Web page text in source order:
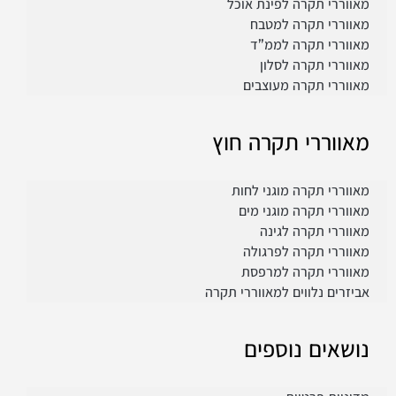
מאווררי תקרה לפינת אוכל
מאווררי תקרה למטבח
מאווררי תקרה לממ”ד
מאווררי תקרה לסלון
מאווררי תקרה מעוצבים
מאווררי תקרה חוץ
מאווררי תקרה מוגני לחות
מאווררי תקרה מוגני מים
מאווררי תקרה לגינה
מאווררי תקרה לפרגולה
מאווררי תקרה למרפסת
אביזרים נלווים למאווררי תקרה
נושאים נוספים